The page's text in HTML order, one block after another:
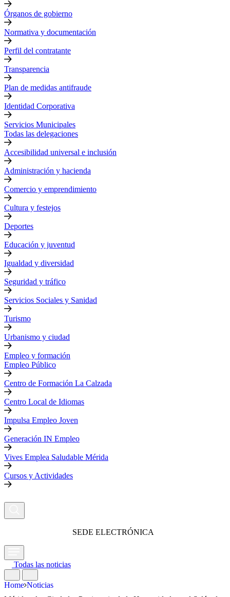
Órganos de gobierno
Normativa y documentación
Perfil del contratante
Transparencia
Plan de medidas antifraude
Identidad Corporativa
Servicios Municipales
Todas las delegaciones
Accesibilidad universal e inclusión
Administración y hacienda
Comercio y emprendimiento
Cultura y festejos
Deportes
Educación y juventud
Igualdad y diversidad
Seguridad y tráfico
Servicios Sociales y Sanidad
Turismo
Urbanismo y ciudad
Empleo y formación
Empleo Público
Centro de Formación La Calzada
Centro Local de Idiomas
Impulsa Empleo Joven
Generación IN Empleo
Vives Emplea Saludable Mérida
Cursos y Actividades
SEDE ELECTRÓNICA
Todas las noticias
Home Noticias